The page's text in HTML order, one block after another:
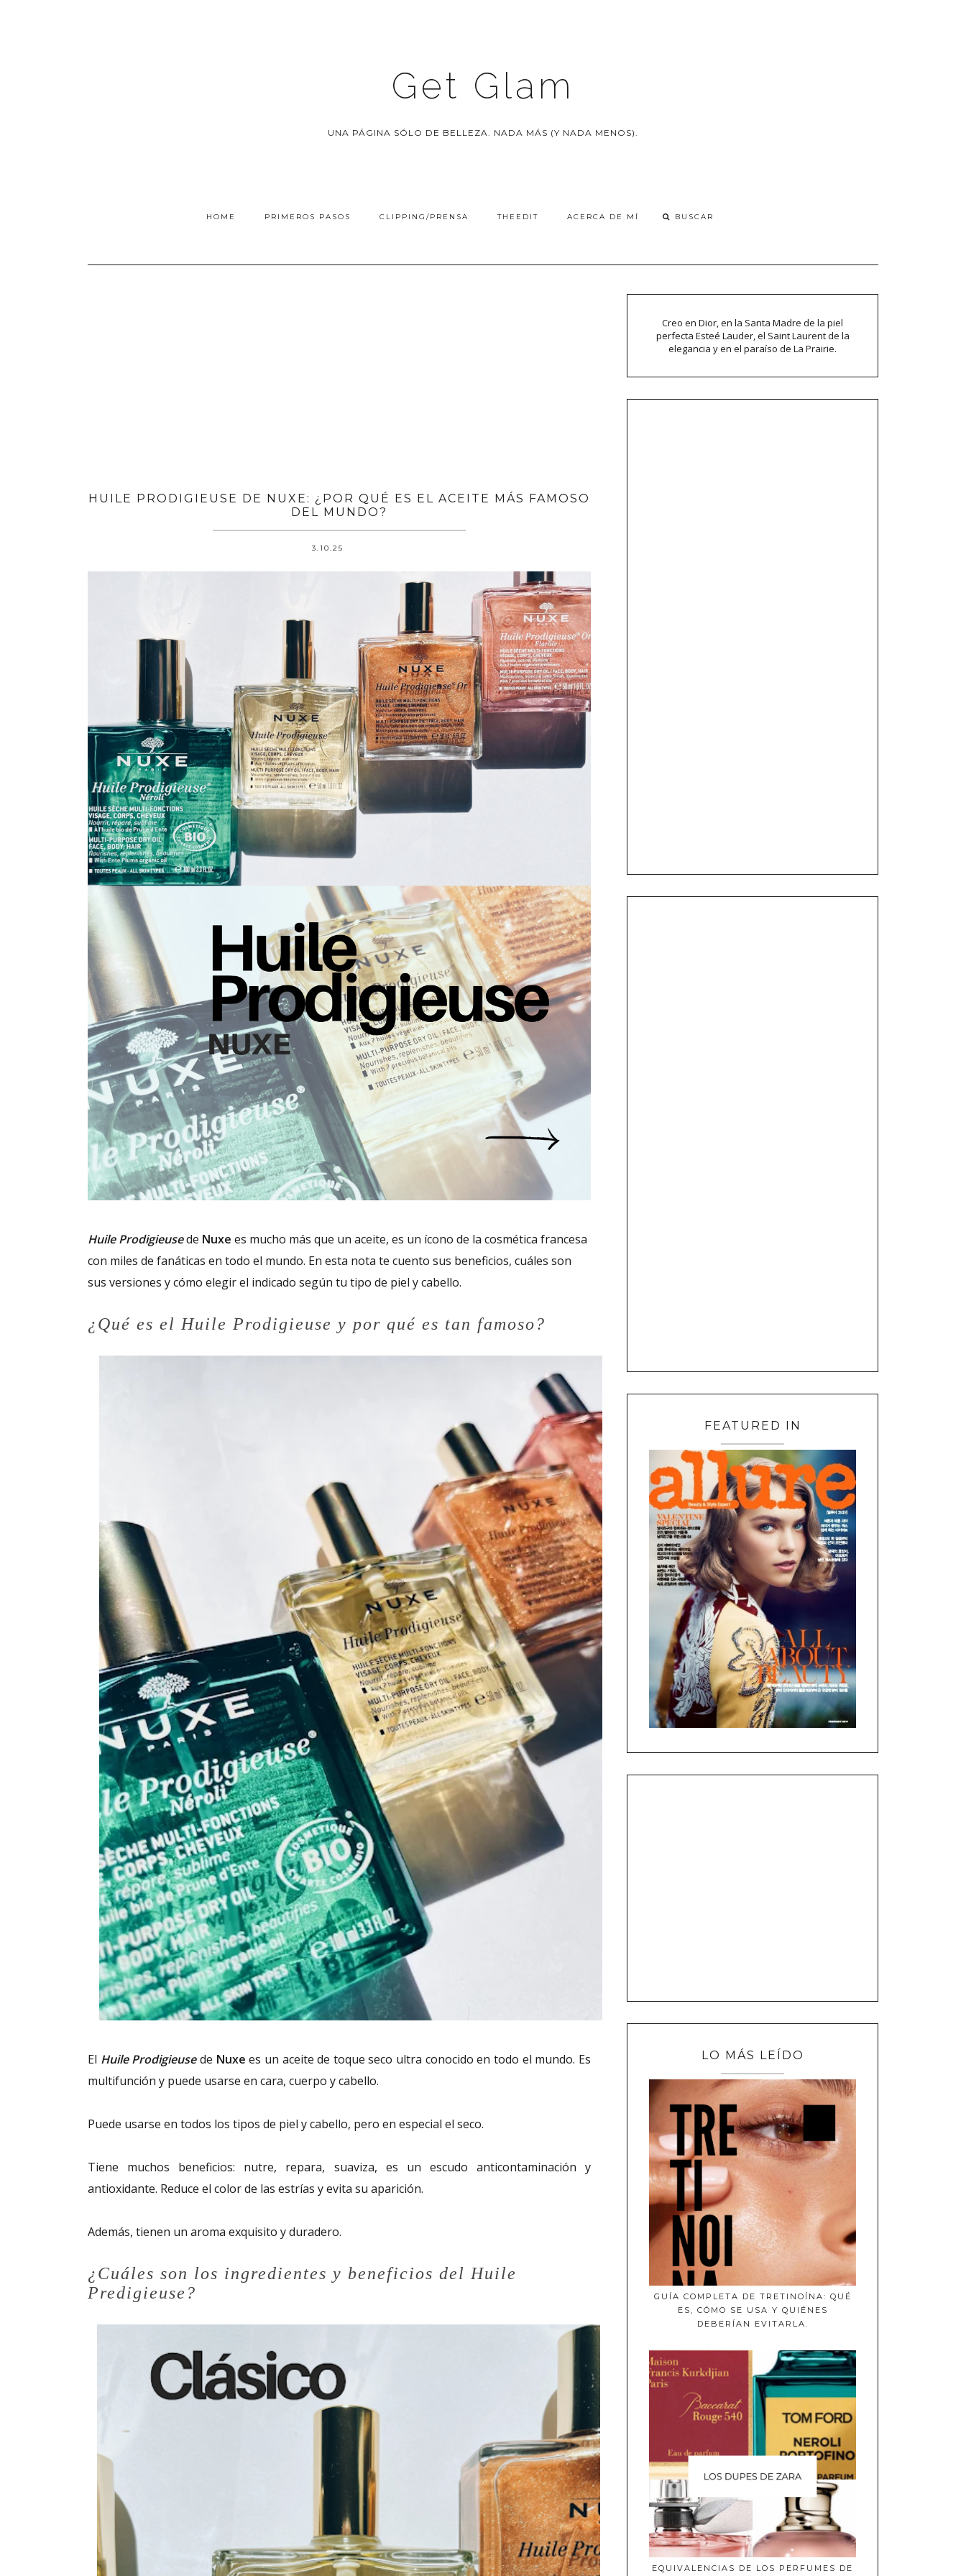
Get Glam
UNA PÁGINA SÓLO DE BELLEZA. NADA MÁS (Y NADA MENOS).
HOME PRIMEROS PASOS CLIPPING/PRENSA THEEDIT ACERCA DE MÍ
HUILE PRODIGIEUSE DE NUXE: ¿POR QUÉ ES EL ACEITE MÁS FAMOSO
DEL MUNDO?
3.10.25
Huile Prodigieusede Nuxe es mucho más que un aceite, es un ícono de la cosmética francesa
con miles de fanáticas en todo el mundo. En esta nota te cuento sus beneficios, cuáles son
sus versiones y cómo elegir el indicado según tu tipo de piel y cabello.
¿Qué es el Huile Prodigieuse y por qué es tan famoso?
El Huile Prodigieusede Nuxe es un aceite de toque seco ultra conocido en todo el mundo. Es
multifunción y puede usarse en cara, cuerpo y cabello.
Puede usarse en todos los tipos de piel y cabello, pero en especial el seco.
Tiene muchos beneficios: nutre, repara, suaviza, es un escudo anticontaminación y
antioxidante. Reduce el color de las estrías y evita su aparición.
Además, tienen un aroma exquisito y duradero.
¿Cuáles son los ingredientes y beneficios del Huile
Predigieuse?
Creo en Dior, en la Santa Madre de la piel
perfecta Esteé Lauder, el Saint Laurent de la
elegancia y en el paraíso de La Prairie.
FEATURED IN
LO MÁS LEÍDO
GUÍA COMPLETA DE TRETINOÍNA: QUÉ
ES, CÓMO SE USA Y QUIÉNES
DEBERÍAN EVITARLA.
EQUIVALENCIAS DE LOS PERFUMES DE